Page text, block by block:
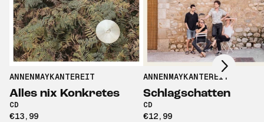
ANNENMAYKANTEREIT
Alles nix Konkretes
CD
€13,99
ANNENMAYKANTEREIT
Schlagschatten
CD
€12,99
Scroll right